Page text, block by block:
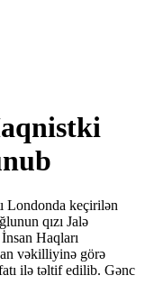
Londonda keçirilən
qızı Jalə
Haqları
vəkilliyinə görə
ilə təltif edilib. Gənc